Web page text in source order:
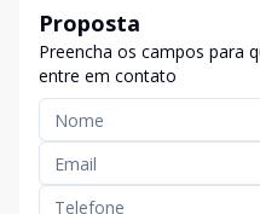
Proposta
Preencha os campos para
entre em contato